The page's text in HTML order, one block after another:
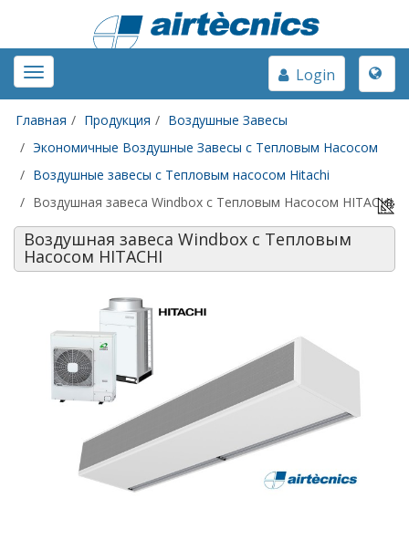
Toggle
navigation
Toggle
Login
Главная Продукция
Воздушные Завесы
Экономичные Воздушные Завесы с Тепловым Насосом
Воздушные завесы с Тепловым насосом Hitachi
Воздушная завеса Windbox с Тепловым Насосом HITACHI
Воздушная завеса Windbox с Тепловым
Насосом HITACHI